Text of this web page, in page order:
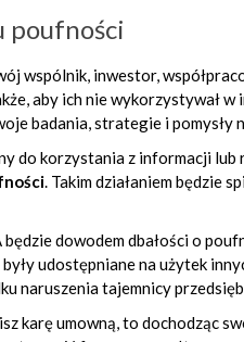
poufności
wspólnik, inwestor,
aby ich nie wykorzystywał w
badania, strategie i pomysły
do korzystania z informacji lub
. Takim działaniem będzie
dowodem dbałości o
udostępniane na użytek
naruszenia tajemnicy
karę umowną, to dochodząc